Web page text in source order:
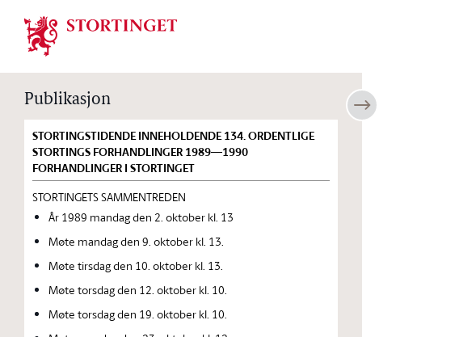
Stortinget.no
Publikasjon
STORTINGSTIDENDE INNEHOLDENDE 134. ORDENTLIGE
STORTINGS FORHANDLINGER 1989—1990
FORHANDLINGER I STORTINGET
STORTINGETS SAMMENTREDEN
År 1989 mandag den 2. oktober kl. 13
Møte mandag den 9. oktober kl. 13.
Møte tirsdag den 10. oktober kl. 13.
Møte torsdag den 12. oktober kl. 10.
Møte torsdag den 19. oktober kl. 10.